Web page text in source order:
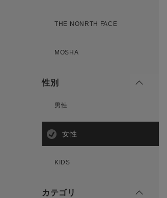
新規会員登録
THE NONRTH FACE
MOSHA
性別
男性
女性
KIDS
カテゴリ